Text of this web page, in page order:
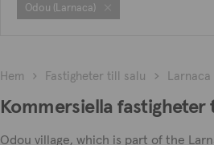
Odou (Larnaca)
Hem Fastigheter till salu Larnaca
Kommersiella fastigheter
Odou village, which is part of the